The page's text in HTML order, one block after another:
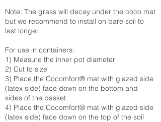
Note: The grass will decay under the coco mat
but we recommend to install on bare soil to
last longer.
For use in containers:
1) Measure the inner pot diameter
2) Cut to size
3) Place the Cocomfort® mat with glazed side
(latex side) face down on the bottom and
sides of the basket
4) Place the Cocomfort® mat with glazed side
(latex side) face down on the top of the soil